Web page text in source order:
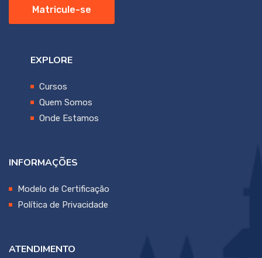
Matricule-se
EXPLORE
Cursos
Quem Somos
Onde Estamos
INFORMAÇÕES
Modelo de Certificação
Política de Privacidade
ATENDIMENTO